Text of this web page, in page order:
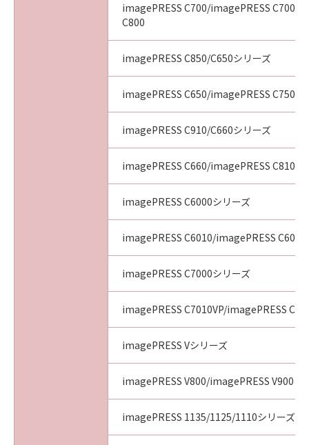
imagePRESS C700/imagePRESS C700L/
C800
imagePRESS C850/C650シリーズ
imagePRESS C650/imagePRESS C750/
imagePRESS C910/C660シリーズ
imagePRESS C660/imagePRESS C810/
imagePRESS C6000シリーズ
imagePRESS C6010/imagePRESS C6011
imagePRESS C7000シリーズ
imagePRESS C7010VP/imagePRESS
imagePRESS Vシリーズ
imagePRESS V800/imagePRESS V900
imagePRESS 1135/1125/1110シリーズ